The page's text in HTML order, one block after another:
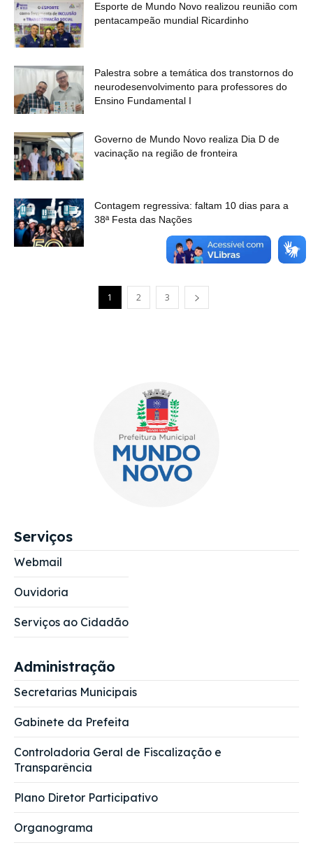
European Commission |
Esporte de Mundo Novo realizou reunião com
pentacampeão mundial Ricardinho
Palestra sobre a temática dos transtornos do
neurodesenvolvimento para professores do
Ensino Fundamental I
Governo de Mundo Novo realiza Dia D de
vacinação na região de fronteira
Contagem regressiva: faltam 10 dias para a
38ª Festa das Nações
1 2 3
Serviços
Webmail
Ouvidoria
Serviços ao Cidadão
Administração
Secretarias Municipais
Gabinete da Prefeita
Controladoria Geral de Fiscalização e
Transparência
Plano Diretor Participativo
Organograma